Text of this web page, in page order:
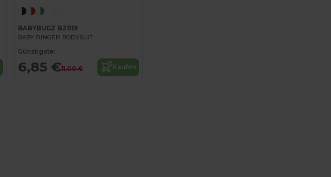
BABYBUGZ BZ019
BABY RINGER BODYSUIT
Günstigste:
6,85 €11,00 € Kaufen